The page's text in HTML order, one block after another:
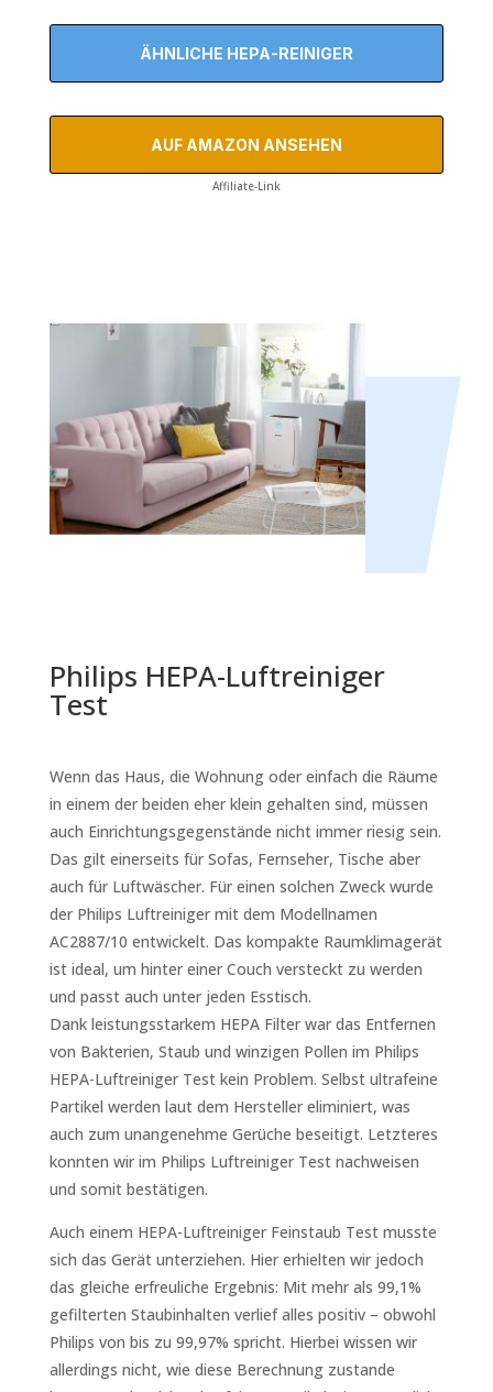
ÄHNLICHE HEPA-REINIGER
AUF AMAZON ANSEHEN
Affiliate-Link
Philips HEPA-Luftreiniger
Test
Wenn das Haus, die Wohnung oder einfach die Räume
in einem der beiden eher klein gehalten sind, müssen
auch Einrichtungsgegenstände nicht immer riesig sein.
Das gilt einerseits für Sofas, Fernseher, Tische aber
auch für Luftwäscher. Für einen solchen Zweck wurde
der Philips Luftreiniger mit dem Modellnamen
AC2887/10 entwickelt. Das kompakte Raumklimagerät
ist ideal, um hinter einer Couch versteckt zu werden
und passt auch unter jeden Esstisch.
Dank leistungsstarkem HEPA Filter war das Entfernen
von Bakterien, Staub und winzigen Pollen im Philips
HEPA-Luftreiniger Test kein Problem. Selbst ultrafeine
Partikel werden laut dem Hersteller eliminiert, was
auch zum unangenehme Gerüche beseitigt. Letzteres
konnten wir im Philips Luftreiniger Test nachweisen
und somit bestätigen.
Auch einem HEPA-Luftreiniger Feinstaub Test musste
sich das Gerät unterziehen. Hier erhielten wir jedoch
das gleiche erfreuliche Ergebnis: Mit mehr als 99,1%
gefilterten Staubinhalten verlief alles positiv – obwohl
Philips von bis zu 99,97% spricht. Hierbei wissen wir
allerdings nicht, wie diese Berechnung zustande